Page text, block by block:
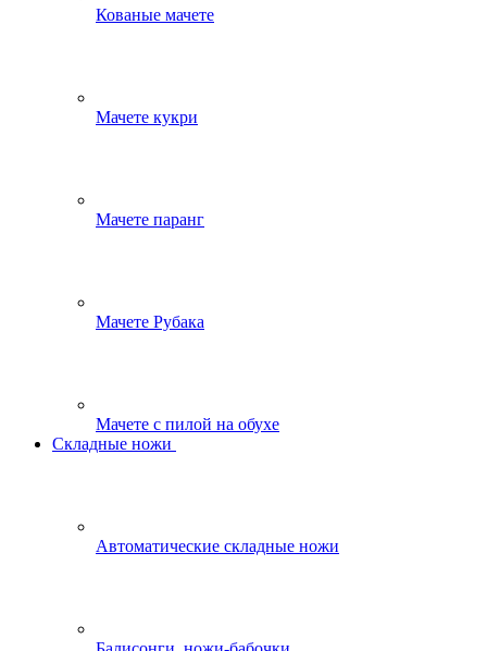
Кованые мачете
Мачете кукри
Мачете паранг
Мачете Рубака
Мачете с пилой на обухе
Складные ножи
Автоматические складные ножи